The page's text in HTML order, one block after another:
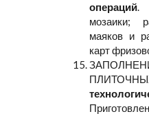
операций.
мозаики;
маяков и
карт